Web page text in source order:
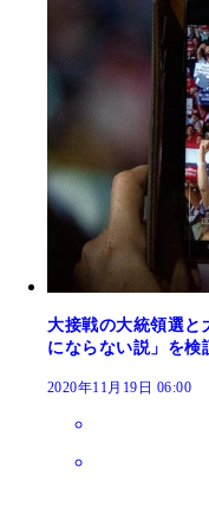
大接戦の大統領選と
にならない説」を検
2020年11月19日 06:00